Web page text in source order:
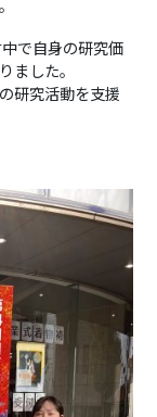
で自身の研究価
ました。
研究活動を支援